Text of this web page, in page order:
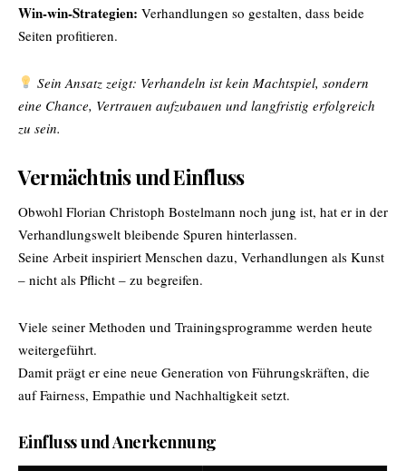
Win-win-Strategien: Verhandlungen so gestalten, dass beide
Seiten profitieren.
Sein Ansatz zeigt: Verhandeln ist kein Machtspiel, sondern
eine Chance, Vertrauen aufzubauen und langfristig erfolgreich
zu sein.
Vermächtnis und Einfluss
Obwohl Florian Christoph Bostelmann noch jung ist, hat er in der
Verhandlungswelt bleibende Spuren hinterlassen.
Seine Arbeit inspiriert Menschen dazu, Verhandlungen als Kunst
– nicht als Pflicht – zu begreifen.
Viele seiner Methoden und Trainingsprogramme werden heute
weitergeführt.
Damit prägt er eine neue Generation von Führungskräften, die
auf Fairness, Empathie und Nachhaltigkeit setzt.
Einfluss und Anerkennung